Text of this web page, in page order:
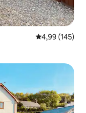
Note
4,99 (145)
aimés